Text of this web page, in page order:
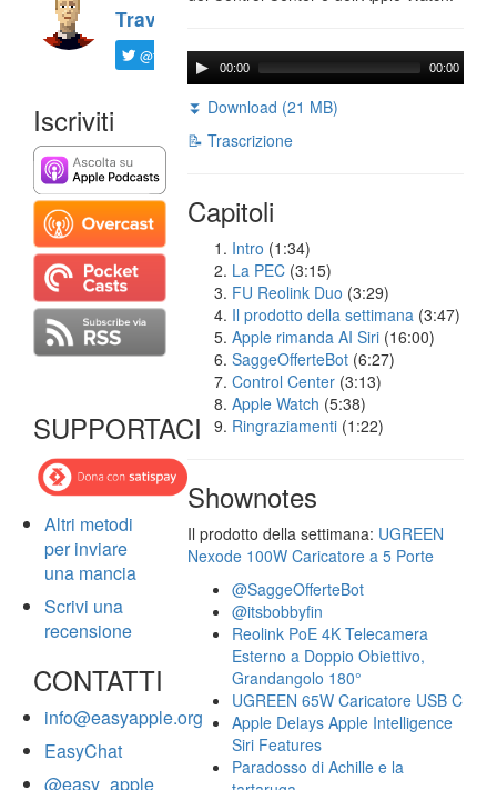
Travaini
@ftrava
Iscriviti
SUPPORTACI
Altri metodi
per inviare
una mancia
Scrivi una
recensione
CONTATTI
info@easyapple.org
EasyChat
@easy_apple
00:00 00:00
⏬ Download (21 MB)
📝 Trascrizione
Capitoli
Intro (1:34)
La PEC (3:15)
FU Reolink Duo (3:29)
Il prodotto della settimana (3:47)
Apple rimanda AI Siri (16:00)
SaggeOfferteBot (6:27)
Control Center (3:13)
Apple Watch (5:38)
Ringraziamenti (1:22)
Shownotes
Il prodotto della settimana: UGREEN
Nexode 100W Caricatore a 5 Porte
@SaggeOfferteBot
@itsbobbyfin
Reolink PoE 4K Telecamera
Esterno a Doppio Obiettivo,
Grandangolo 180°
UGREEN 65W Caricatore USB C
Apple Delays Apple Intelligence
Siri Features
Paradosso di Achille e la